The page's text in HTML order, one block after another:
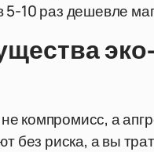
5-10 раз дешевле
компромисс, а
без риска, а вы